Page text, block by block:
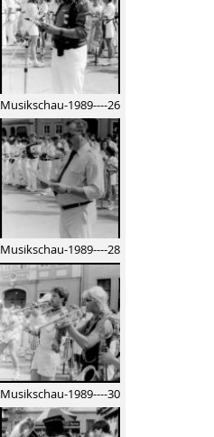
Musikschau-1989----26
Musikschau-1989----28
Musikschau-1989----30